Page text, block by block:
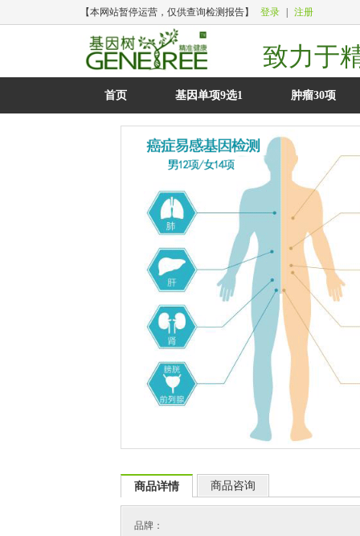
【本网站暂停运营，仅供查询检测报告】 登录 注册
致力于
首页 基因单项9选1 肿瘤30项
商品详情 商品咨询
品牌：